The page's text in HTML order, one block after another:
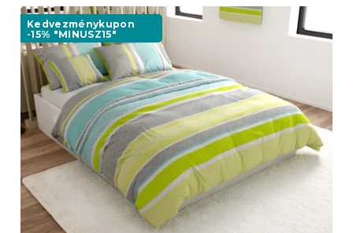
Kedvezménykupon
-15% "MINUSZ15"